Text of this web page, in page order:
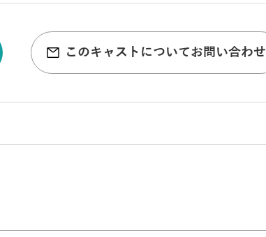
このキャストについてお問い合わせ